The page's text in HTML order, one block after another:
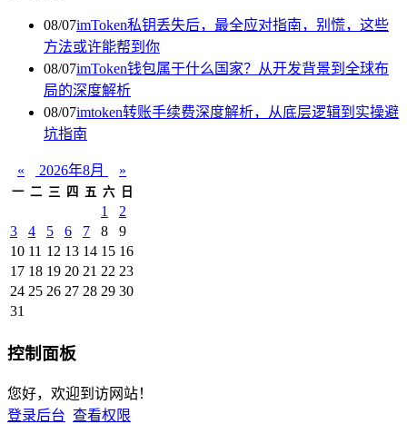
08/07imToken私钥丢失后，最全应对指南，别慌，这些
方法或许能帮到你
08/07imToken钱包属于什么国家？从开发背景到全球布
局的深度解析
08/07imtoken转账手续费深度解析，从底层逻辑到实操避
坑指南
« 2026年8月 »
一 二 三 四 五 六 日
1
2
3
4 5 6 7 8
9
10 11 12 13 14 15 16
17 18 19 20 21 22 23
24 25 26 27 28 29 30
31
控制面板
您好，欢迎到访网站！
登录后台 查看权限